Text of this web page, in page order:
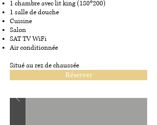
1 chambre avec lit king (180*200)
1 salle de douche
Cuisine
Salon
SAT TV WiFi
Air conditionnée
Situé au rez de chaussée
Réserver